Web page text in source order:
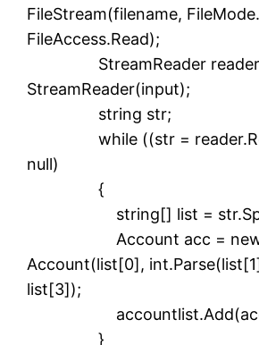
FileStream(filename,
FileAccess.Read);
StreamReader reader
StreamReader(input);
string str;
while ((str =
null)
{
string[] list =
Account acc =
Account(list[0],
list[3]);
}